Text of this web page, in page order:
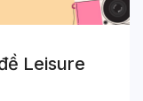
Leisure